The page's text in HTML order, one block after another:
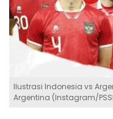
Ilustrasi Indonesia vs
Argentina (Instagram/